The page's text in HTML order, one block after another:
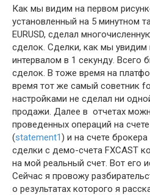
Как мы видим на первом
установленный на 5 минутном
EURUSD, сделал
сделок. Сделки, как мы увидим
интервалом в 1 секунду. Всего
сделок. В тоже время на
время тот же самый советник
настройками не сделал ни
продажи. Далее в отчетах
проведенных операций на
(statement1) и на счете брокера
сделки с демо-счета FXCAST
на мой реальный счет. Вот его
Сейчас я провожу
о результатах которого я